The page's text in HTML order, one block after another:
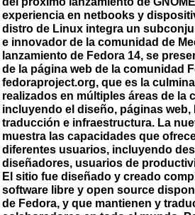
experiencia en netbooks y
distro de Linux integra un
e innovador de la comunidad de
lanzamiento de Fedora 14, se
de la página web de la comunidad
fedoraproject.org, que es la
realizados en múltiples áreas de la
incluyendo el diseño, páginas
traducción e infraestructura. La
muestra las capacidades que
diferentes usuarios, incluyendo
diseñadores, usuarios de
El sitio fue diseñado y creado
software libre y open source
de Fedora, y que mantienen y